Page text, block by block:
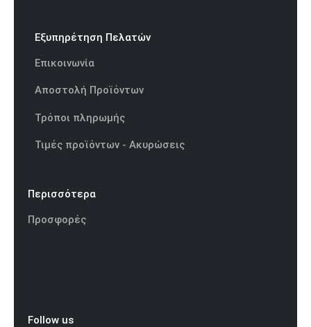
Εξυπηρέτηση Πελατών
Επικοινωνία
Αποστολή Προϊόντων
Τρόποι πληρωμής
Τιμές προϊόντων - Ακυρώσεις
Περισσότερα
Προσφορές
Follow us